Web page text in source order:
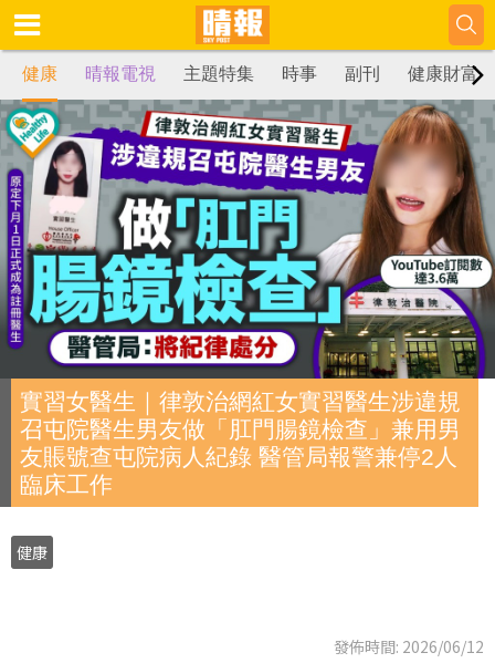
健康 晴報電視 主題特集 時事 副刊 健康財富
實習女醫生｜律敦治網紅女實習醫生涉違規
召屯院醫生男友做「肛門腸鏡檢查」兼用男
友賬號查屯院病人紀錄 醫管局報警兼停2人
臨床工作
健康
發佈時間: 2026/06/12